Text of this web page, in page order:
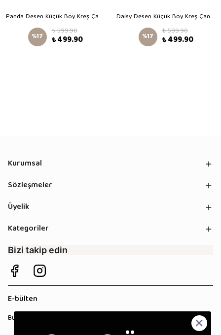
Panda Desen Küçük Boy Kreş Çantası
%17 ₺ 599.90
₺ 499.90
Daisy Desen Küçük Boy Kreş Çantası
%17 ₺ 599.90
₺ 499.90
Kurumsal
Sözleşmeler
Üyelik
Kategoriler
Bizi takip edin
E-bülten
Bültenimize kaydolun, tüm kampanyalardan anında haberdar olun!